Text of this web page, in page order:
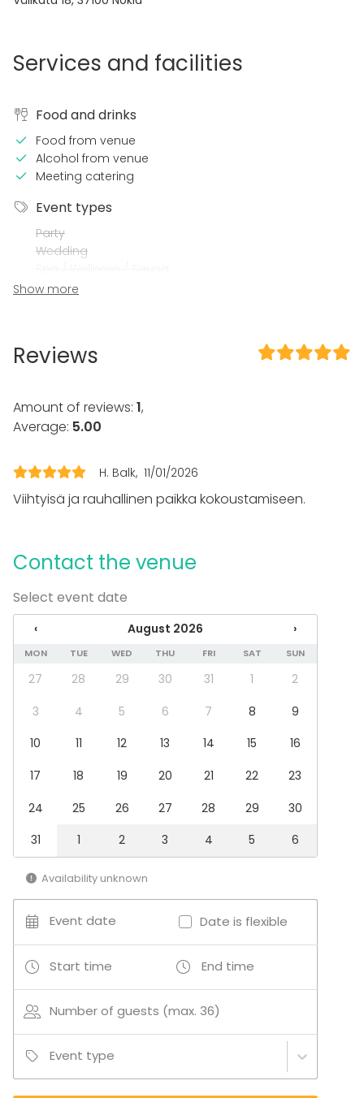
Services and facilities
Food and drinks
Food from venue
Alcohol from venue
Meeting catering
Event types
Party
Wedding
Dinner / Lunch
Performance / Show
Experience / Activity
Christmas Party
Venue type
Restaurant
Show more
Reviews
Amount of reviews: 1,
Average: 5.00
H. Balk 11/01/2026
Viihtyisä ja rauhallinen paikka kokoustamiseen.
Contact the venue
Select event date
‹ August 2026 ›
MON TUE WED THU FRI SAT SUN
27 28 29 30 31 1
2
3
4 5 6 7 8
9
10
11 12 13 14 15
16
17
18 19 20 21 22
23
24
25 26 27 28 29
30
31
1 2 3 4 5 6
Availability unknown
Event date Date is flexible
Start time End time
Number of guests (max. 36)
Event type